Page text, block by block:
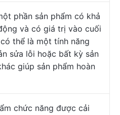
phần sản phẩm có khả
và có giá trị vào cuối
thể là một tính năng
sửa lỗi hoặc bất kỳ sản
giúp sản phẩm hoàn
chức năng được cải